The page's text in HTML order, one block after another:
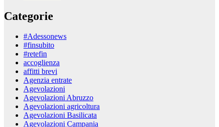
Categorie
#Adessonews
#finsubito
#retefin
accoglienza
affitti brevi
Agenzia entrate
Agevolazioni
Agevolazioni Abruzzo
Agevolazioni agricoltura
Agevolazioni Basilicata
Agevolazioni Campania